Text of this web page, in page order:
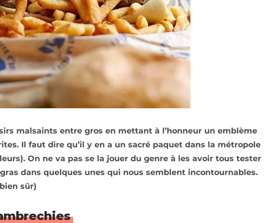
malsaints entre gros en mettant à l’honneur un emblème
Il faut dire qu’il y en a un sacré paquet dans la métropole
On ne va pas se la jouer du genre à les avoir tous tester
dans quelques unes qui nous semblent incontournables.
sûr)